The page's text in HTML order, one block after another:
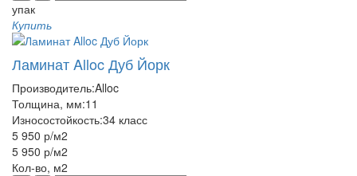
упак
Купить
Ламинат Alloc Дуб Йорк
Производитель:Alloc
Толщина, мм:11
Износостойкость:34 класс
5 950 р/м2
5 950 р/м2
Кол-во, м2